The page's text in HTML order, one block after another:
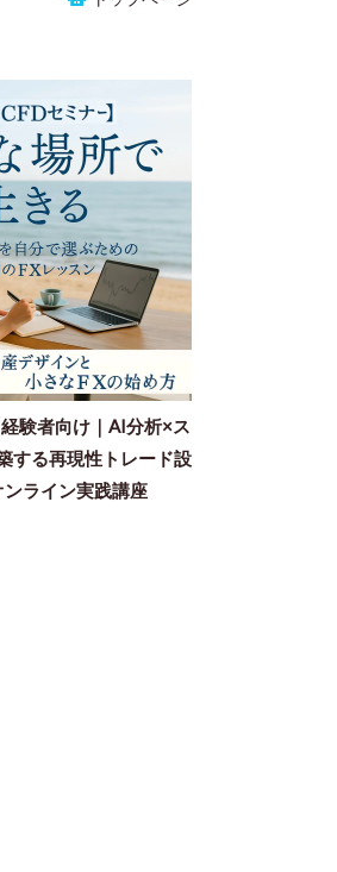
経験者向け｜AI分析×ス
する再現性トレード設
ライン実践講座